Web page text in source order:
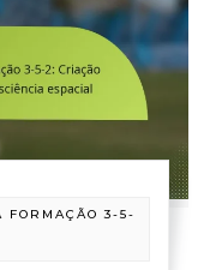
FORMAÇÃO 3-5-